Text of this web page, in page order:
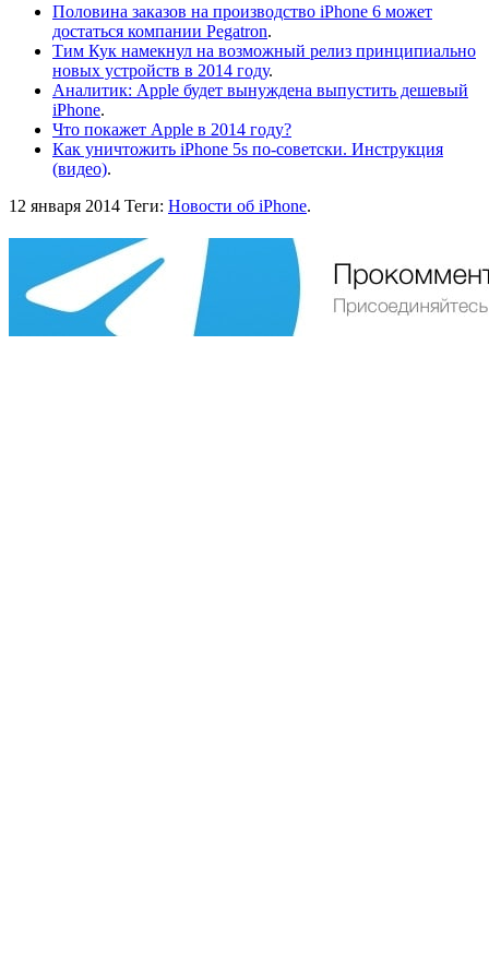
Половина заказов на производство iPhone 6 может
достаться компании Pegatron.
Тим Кук намекнул на возможный релиз принципиально
новых устройств в 2014 году.
Аналитик: Apple будет вынуждена выпустить дешевый
iPhone.
Что покажет Apple в 2014 году?
Как уничтожить iPhone 5s по-советски. Инструкция
(видео).
12 января 2014 Теги: Новости об iPhone.